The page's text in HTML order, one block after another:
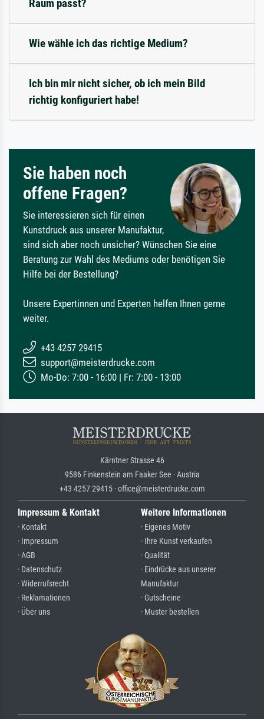
Raum passt?
Wie wähle ich das richtige Medium?
Ich bin mir nicht sicher, ob ich mein Bild
richtig konfiguriert habe!
Sie haben noch
offene Fragen?
Sie interessieren sich für einen
Kunstdruck aus unserer Manufaktur,
sind sich aber noch unsicher? Wünschen Sie eine
Beratung zur Wahl des Mediums oder benötigen Sie
Hilfe bei der Bestellung?
Unsere Expertinnen und Experten helfen Ihnen gerne
weiter.
+43 4257 29415
support@meisterdrucke.com
Mo-Do: 7:00 - 16:00 | Fr: 7:00 - 13:00
Kärntner Strasse 46
9586 Finkenstein am Faaker See · Austria
+43 4257 29415 · office@meisterdrucke.com
Impressum & Kontakt
· Kontakt
· Impressum
· AGB
· Datenschutz
· Widerrufsrecht
· Reklamationen
· Über uns
Weitere Informationen
· Eigenes Motiv
· Ihre Kunst verkaufen
· Qualität
· Eindrücke aus unserer
Manufaktur
· Gutscheine
· Muster bestellen